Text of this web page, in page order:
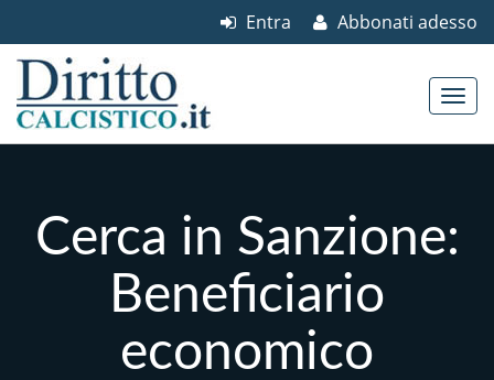
Abbonati adesso
Entra
Cerca in Sanzione:
Beneficiario
economico